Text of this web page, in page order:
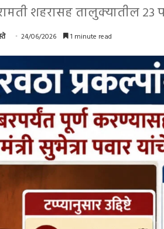
शहरासह तालुक्यातील २३
24/06/2026 1 minute read